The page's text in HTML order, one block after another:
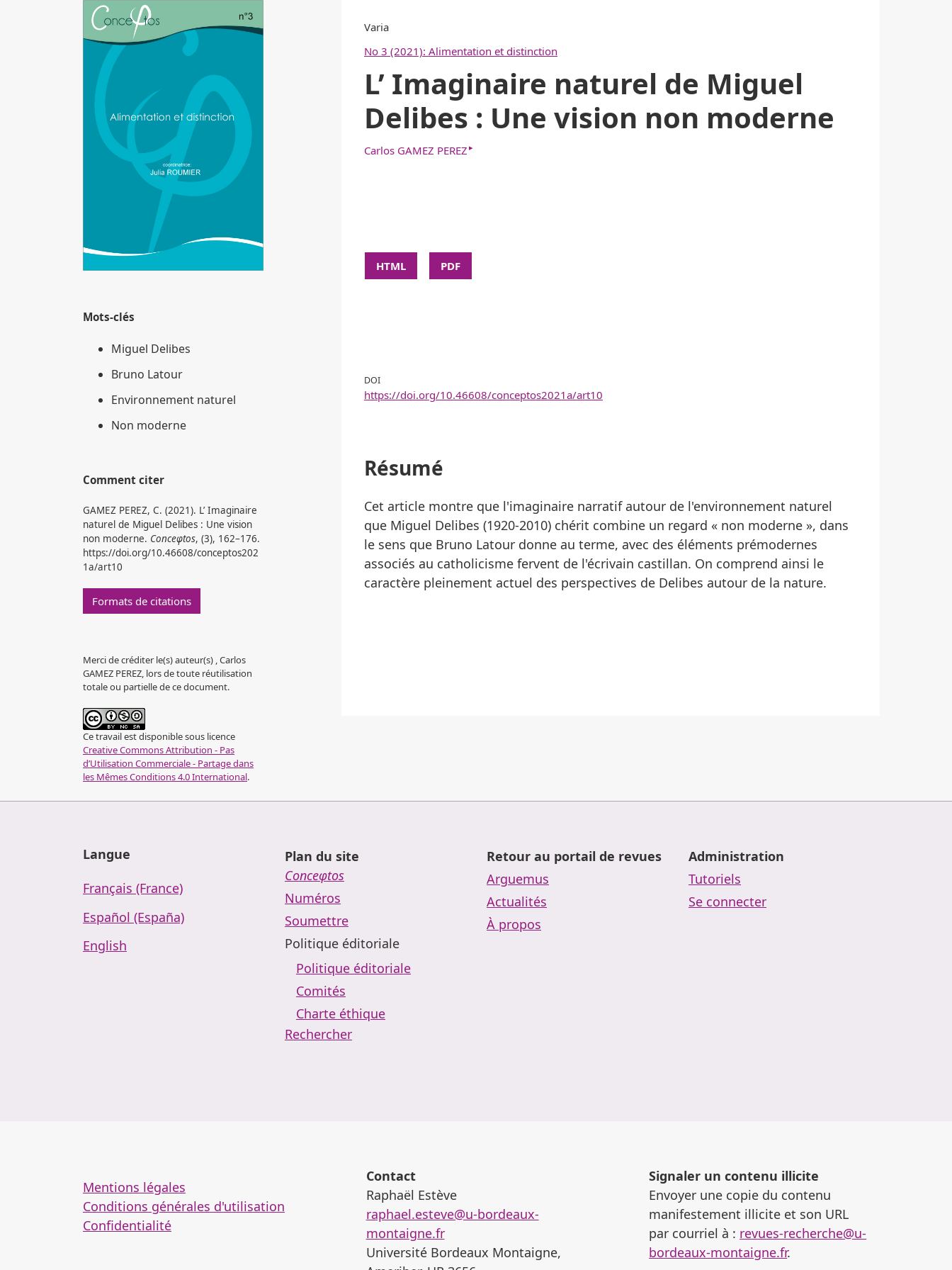
Varia
No 3 (2021): Alimentation et distinction
L’ Imaginaire naturel de Miguel
Delibes : Une vision non moderne
Carlos GAMEZ PEREZ ▸
HTML PDF
DOI
https://doi.org/10.46608/conceptos2021a/art10
Résumé
Cet article montre que l'imaginaire narratif autour de l'environnement naturel
que Miguel Delibes (1920-2010) chérit combine un regard « non moderne », dans
le sens que Bruno Latour donne au terme, avec des éléments prémodernes
associés au catholicisme fervent de l'écrivain castillan. On comprend ainsi le
caractère pleinement actuel des perspectives de Delibes autour de la nature.
Image de couverture
Mots-clés
Miguel Delibes
Bruno Latour
Environnement naturel
Non moderne
Comment citer
GAMEZ PEREZ, C. (2021). L’ Imaginaire
naturel de Miguel Delibes : Une vision
non moderne. Conceφtos, (3), 162–176.
https://doi.org/10.46608/conceptos202
1a/art10
Formats de citations
Merci de créditer le(s) auteur(s) , Carlos
GAMEZ PEREZ, lors de toute réutilisation
totale ou partielle de ce document.
Ce travail est disponible sous licence
Creative Commons Attribution - Pas
d’Utilisation Commerciale - Partage dans
les Mêmes Conditions 4.0 International.
Langue
Français (France)
Español (España)
English
Plan du site
Conceφtos
Numéros
Soumettre
Politique éditoriale
Politique éditoriale
Comités
Charte éthique
Rechercher
Retour au portail de revues
Arguemus
Actualités
À propos
Administration
Tutoriels
Se connecter
Mentions légales
Conditions générales d'utilisation
Confidentialité
Contact
Raphaël Estève
raphael.esteve@u-bordeaux-
montaigne.fr
Université Bordeaux Montaigne,
Signaler un contenu illicite
Envoyer une copie du contenu
manifestement illicite et son URL
par courriel à : revues-recherche@u-
bordeaux-montaigne.fr.